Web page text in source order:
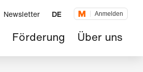
Newsletter DE Anmelden
Förderung Über uns